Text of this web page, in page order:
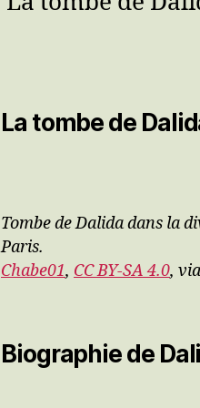
La tombe de
Tombe de Dalida dans la
Paris.
Chabe01, CC BY-SA 4.0,
Biographie de